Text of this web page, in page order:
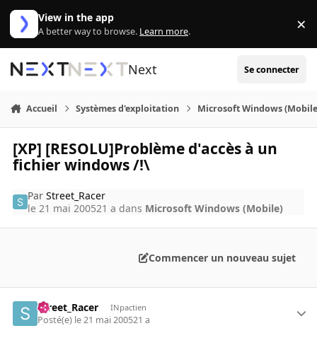
Aller au contenu
View in the app
A better way to browse. Learn more. ×
Next Se connecter
Accueil Systèmes d'exploitation Microsoft Windows
[XP] [RESOLU]Problème d'accès à un
fichier windows /!\
ParStreet_Racer
le 21 mai 200521 a dans Microsoft Windows (Mobile)
Commencer un nouveau sujet
Street_Racer INpactien
Posté(e) le 21 mai 200521 a